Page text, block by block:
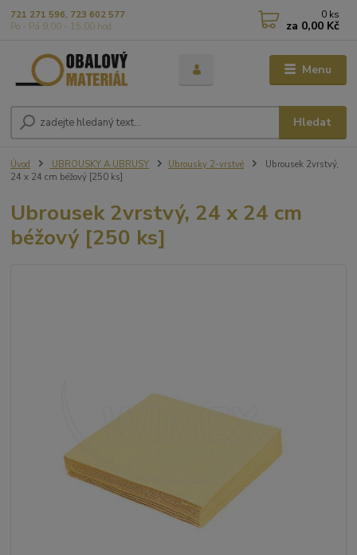
Menu
Hledat
721 271 596, 723 602 577
Po - Pá 9,00 - 15,00 hod
0 ks
za 0,00 Kč
Úvod UBROUSKY A UBRUSY Ubrousky 2-vrstvé
Ubrousek 2vrstvý,
24 x 24 cm béžový [250 ks]
Ubrousek 2vrstvý, 24 x 24 cm
béžový [250 ks]